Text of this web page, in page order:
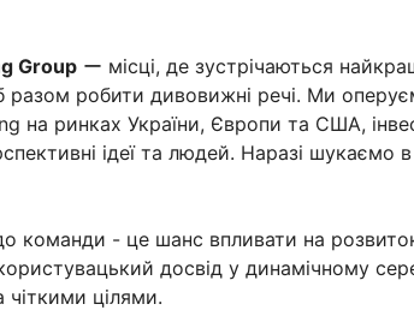
Group ー місці, де зустрічаються
разом робити дивовижні речі. Ми
на ринках України, Європи та США,
ідеї та людей. Наразі шукаємо
команди - це шанс впливати на
досвід у динамічному
цілями.